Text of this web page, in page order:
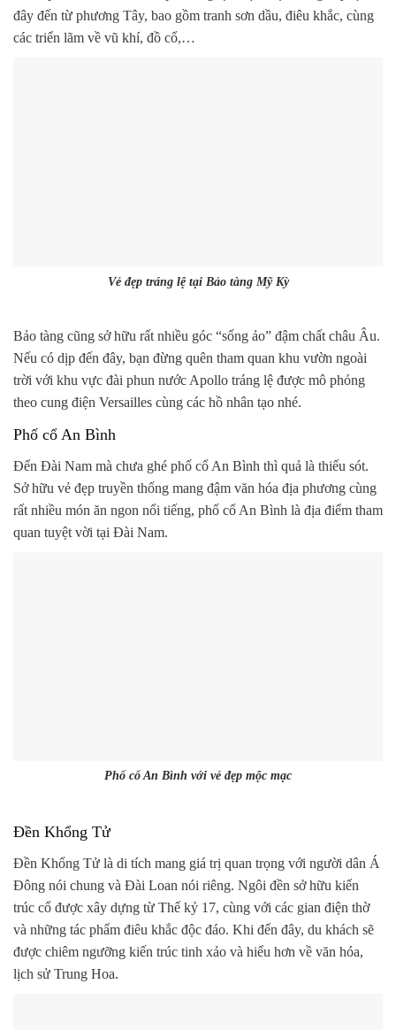
đây đến từ phương Tây, bao gồm tranh sơn dầu, điêu khắc, cùng
các triển lãm về vũ khí, đồ cổ,…
Vẻ đẹp tráng lệ tại Bảo tàng Mỹ Kỳ
Bảo tàng cũng sở hữu rất nhiều góc “sống ảo” đậm chất châu Âu.
Nếu có dịp đến đây, bạn đừng quên tham quan khu vườn ngoài
trời với khu vực đài phun nước Apollo tráng lệ được mô phỏng
theo cung điện Versailles cùng các hồ nhân tạo nhé.
Phố cổ An Bình
Đến Đài Nam mà chưa ghé phố cổ An Bình thì quả là thiếu sót.
Sở hữu vẻ đẹp truyền thống mang đậm văn hóa địa phương cùng
rất nhiều món ăn ngon nổi tiếng, phố cổ An Bình là địa điểm tham
quan tuyệt vời tại Đài Nam.
Phố cổ An Bình với vẻ đẹp mộc mạc
Đền Khổng Tử
Đền Khổng Tử là di tích mang giá trị quan trọng với người dân Á
Đông nói chung và Đài Loan nói riêng. Ngôi đền sở hữu kiến
trúc cổ được xây dựng từ Thế kỷ 17, cùng với các gian điện thờ
và những tác phẩm điêu khắc độc đáo. Khi đến đây, du khách sẽ
được chiêm ngưỡng kiến trúc tinh xảo và hiểu hơn về văn hóa,
lịch sử Trung Hoa.